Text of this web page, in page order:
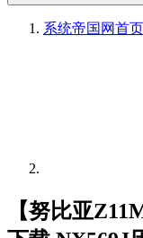
系统帝国网首页
【努比亚